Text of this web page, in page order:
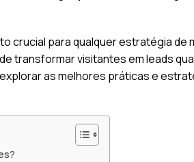
crucial para qualquer estratégia de
transformar visitantes em leads
as melhores práticas e